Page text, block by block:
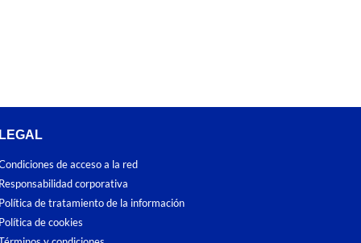
de acceso a la red
corporativa
de tratamiento de la información
de cookies